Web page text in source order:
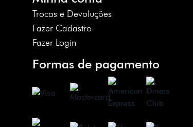
Trocas e Devoluções
Fazer Cadastro
Fazer Login
Formas de pagamento